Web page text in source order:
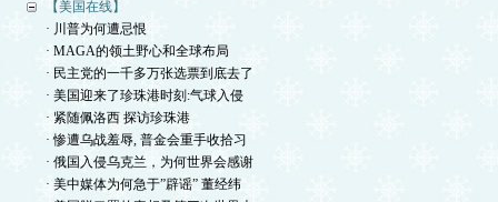
【美国在线】
· 川普为何遭忌恨
· MAGA的领土野心和全球布局
· 民主党的一千多万张选票到底去了
· 美国迎来了珍珠港时刻:气球入侵
· 紧随佩洛西 探访珍珠港
· 惨遭乌战羞辱, 普金会重手收拾习
· 俄国入侵乌克兰，为何世界会感谢
· 美中媒体为何急于”辟谣” 董经纬